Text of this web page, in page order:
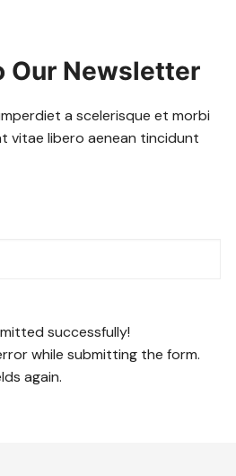
Our Newsletter
a scelerisque et morbi
vitae libero aenean tincidunt
successfully!
while submitting the form.
again.